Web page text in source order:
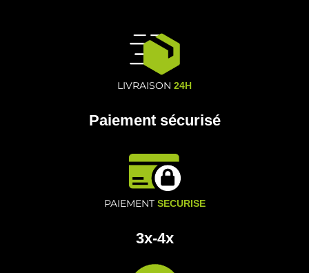
LIVRAISON 24H
Paiement sécurisé
PAIEMENT SECURISE
3x-4x